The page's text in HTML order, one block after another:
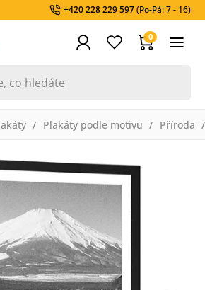
+420 228 229 597(Po-Pá: 7 - 16)
0
Plakáty podle motivu Příroda